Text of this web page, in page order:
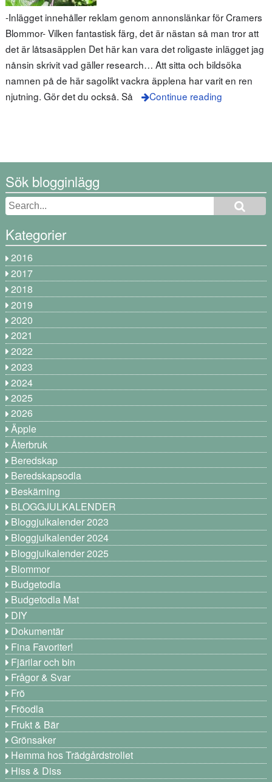
-Inlägget innehåller reklam genom annonslänkar för Cramers
Blommor- Vilken fantastisk färg, det är nästan så man tror att
det är låtsasäpplen Det här kan vara det roligaste inlägget jag
nånsin skrivit vad gäller research… Att sitta och bildsöka
namnen på de här sagolikt vackra äpplena har varit en ren
njutning. Gör det du också. Så
Continue reading
Sök blogginlägg
Kategorier
2016
2017
2018
2019
2020
2021
2022
2023
2024
2025
2026
Äpple
Återbruk
Beredskap
Beredskapsodla
Beskärning
BLOGGJULKALENDER
Bloggjulkalender 2023
Bloggjulkalender 2024
Bloggjulkalender 2025
Blommor
Budgetodla
Budgetodla Mat
DIY
Dokumentär
Fina Favoriter!
Fjärilar och bin
Frågor & Svar
Frö
Fröodla
Frukt & Bär
Grönsaker
Hemma hos Trädgårdstrollet
Hiss & Diss